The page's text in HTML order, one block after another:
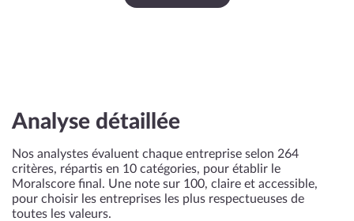
Analyse détaillée
Nos analystes évaluent chaque entreprise selon 264
critères, répartis en 10 catégories, pour établir le
Moralscore final. Une note sur 100, claire et accessible,
pour choisir les entreprises les plus respectueuses de
toutes les valeurs.